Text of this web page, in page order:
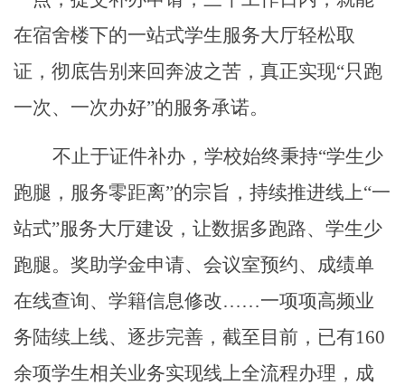
在宿舍楼下的一站式学生服务大厅轻松取
证，彻底告别来回奔波之苦，真正实现“只跑
一次、一次办好”的服务承诺。
不止于证件补办，学校始终秉持“学生少
跑腿，服务零距离”的宗旨，持续推进线上“一
站式”服务大厅建设，让数据多跑路、学生少
跑腿。奖助学金申请、会议室预约、成绩单
在线查询、学籍信息修改……一项项高频业
务陆续上线、逐步完善，截至目前，已有160
余项学生相关业务实现线上全流程办理，成